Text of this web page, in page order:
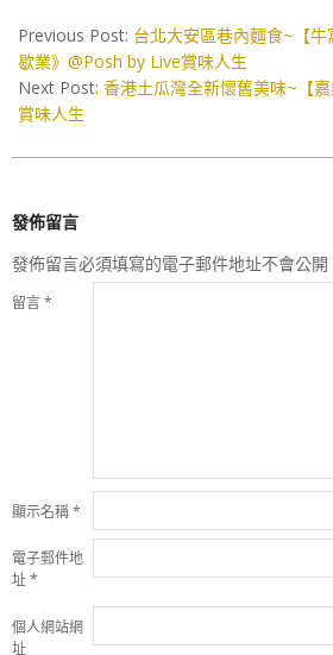
05-
25
Previous Post: 台北大安區巷內麵食~【
歇業》@Posh by Live賞味人生
Next Post: 香港土瓜灣全新懷舊美味~【
賞味人生
發佈留言
發佈留言必須填寫的電子郵件地址不會公開
留言*
顯示名稱*
電子郵件地
址*
個人網站網
址